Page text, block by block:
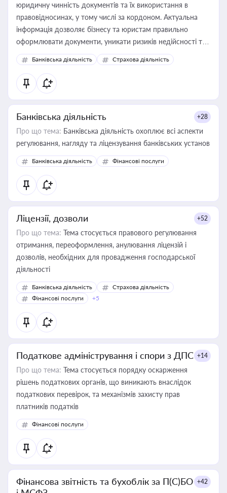
юридичну чинність документів та їх використання в
правовідносинах, у тому числі за кордоном. Актуальна
інформація дозволяє бізнесу та юристам правильно
оформлювати документи, уникати ризиків недійсності та
забезпечувати їх належне прийняття органами влади та
контрагентами
Банківська діяльність Страхова діяльність
Банківська діяльність +28
Про що тема: Банківська діяльність охоплює всі аспекти
регулювання, нагляду та ліцензування банківських установ
Банківська діяльність Фінансові послуги
Ліцензії, дозволи +52
Про що тема: Тема стосується правового регулювання
отримання, переоформлення, анулювання ліцензій і
дозволів, необхідних для провадження господарської
діяльності
Банківська діяльність
Страхова діяльність
Фінансові послуги
+5
Податкове адміністрування і спори з ДПС +14
Про що тема: Тема стосується порядку оскарження
рішень податкових органів, що виникають внаслідок
податкових перевірок, та механізмів захисту прав
платників податків
Фінансові послуги
Фінансова звітність та бухоблік за П(С)БО +42